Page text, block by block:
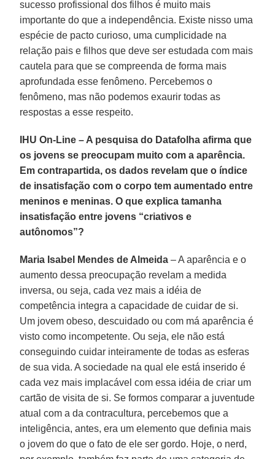
sucesso profissional dos filhos é muito mais
importante do que a independência. Existe nisso uma
espécie de pacto curioso, uma cumplicidade na
relação pais e filhos que deve ser estudada com mais
cautela para que se compreenda de forma mais
aprofundada esse fenômeno. Percebemos o
fenômeno, mas não podemos exaurir todas as
respostas a esse respeito.
IHU On-Line – A pesquisa do Datafolha afirma que
os jovens se preocupam muito com a aparência.
Em contrapartida, os dados revelam que o índice
de insatisfação com o corpo tem aumentado entre
meninos e meninas. O que explica tamanha
insatisfação entre jovens “criativos e
autônomos”?
Maria Isabel Mendes de Almeida – A aparência e o
aumento dessa preocupação revelam a medida
inversa, ou seja, cada vez mais a idéia de
competência integra a capacidade de cuidar de si.
Um jovem obeso, descuidado ou com má aparência é
visto como incompetente. Ou seja, ele não está
conseguindo cuidar inteiramente de todas as esferas
de sua vida. A sociedade na qual ele está inserido é
cada vez mais implacável com essa idéia de criar um
cartão de visita de si. Se formos comparar a juventude
atual com a da contracultura, percebemos que a
inteligência, antes, era um elemento que definia mais
o jovem do que o fato de ele ser gordo. Hoje, o nerd,